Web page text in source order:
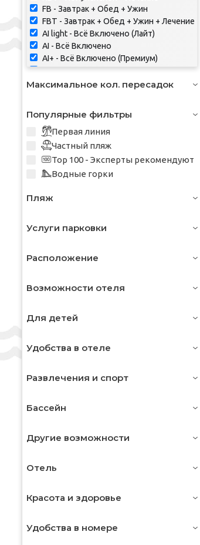
FB - Завтрак + Обед + Ужин
FBT - Завтрак + Обед + Ужин + Лечение
AI light - Всё Включено (Лайт)
AI - Всё Включено
AI+ - Всё Включено (Премиум)
UAI - Ультра Всё Включено
Согласно Программе - Согласно
Максимальное кол. пересадок
Популярные фильтры
Первая линия
Частный пляж
Top 100 - Эксперты рекомендуют
Водные горки
Пляж
Услуги парковки
Расположение
Возможности отеля
Для детей
Удобства в отеле
Развлечения и спорт
Бассейн
Другие возможности
Отель
Красота и здоровье
Удобства в номере